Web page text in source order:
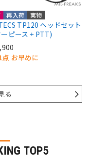
再入荷 実物
TP120 ヘッドセット
ピース + PTT)
点 お早めに
る
TOP5